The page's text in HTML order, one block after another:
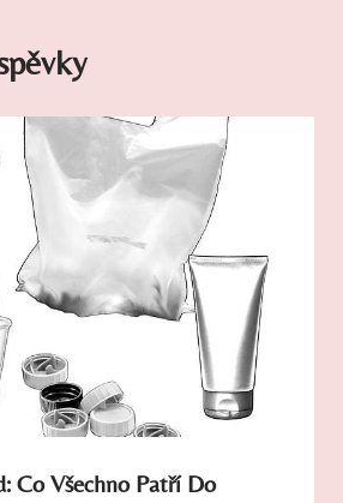
Co Všechno Patří Do